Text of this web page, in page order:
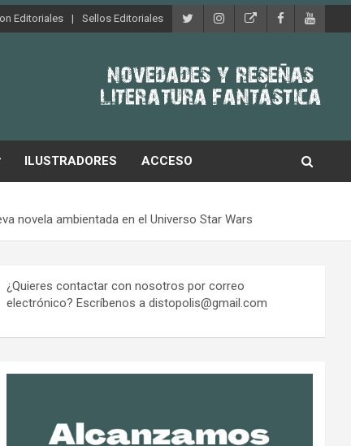
Editoriales Sellos Editoriales
ILUSTRADORES ACCESO
novela ambientada en el Universo Star Wars
¿Quieres contactar con nosotros por correo
electrónico? Escríbenos a distopolis@gmail.com